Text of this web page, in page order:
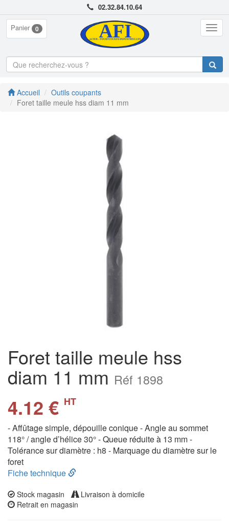
02.32.84.10.64
Panier 0
Accueil
Outils coupants
Foret taille meule hss diam 11 mm
Foret taille meule hss
diam 11 mm Réf 1898
4.12 € HT
- Affûtage simple, dépouille conique - Angle au sommet
118° / angle d’hélice 30° - Queue réduite à 13 mm -
Tolérance sur diamètre : h8 - Marquage du diamètre sur le
foret
Fiche technique
Stock magasin
Livraison à domicile
Retrait en magasin